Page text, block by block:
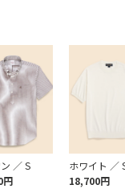
／ S
円
ホワイト ／
18,700円